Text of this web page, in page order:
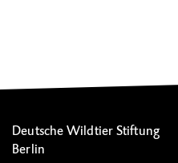
Deutsche Wildtier Stiftung
Berlin